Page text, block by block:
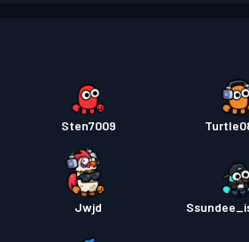
Sten7009
Jwjd